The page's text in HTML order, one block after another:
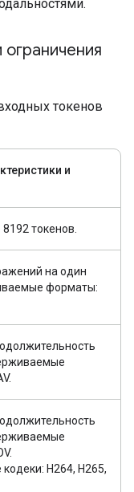
токенов
и
токенов.
на один
форматы:
H264, H265,